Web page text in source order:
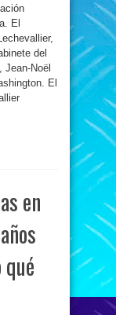
El
del
Noël
El
en